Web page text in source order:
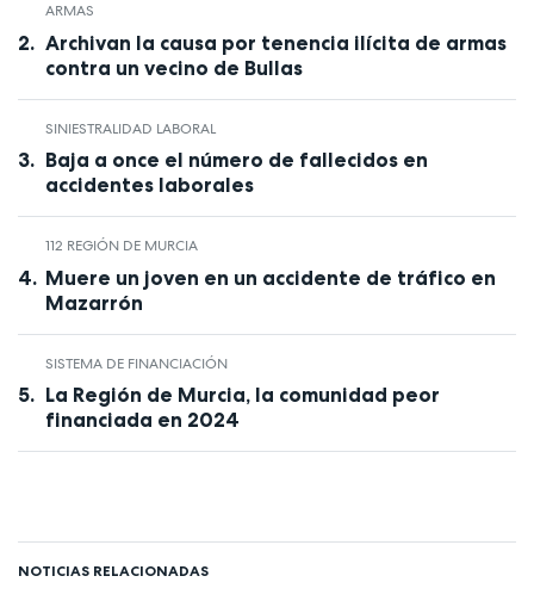
ARMAS
Archivan la causa por tenencia ilícita de armas
contra un vecino de Bullas
SINIESTRALIDAD LABORAL
Baja a once el número de fallecidos en
accidentes laborales
112 REGIÓN DE MURCIA
Muere un joven en un accidente de tráfico en
Mazarrón
SISTEMA DE FINANCIACIÓN
La Región de Murcia, la comunidad peor
financiada en 2024
NOTICIAS RELACIONADAS